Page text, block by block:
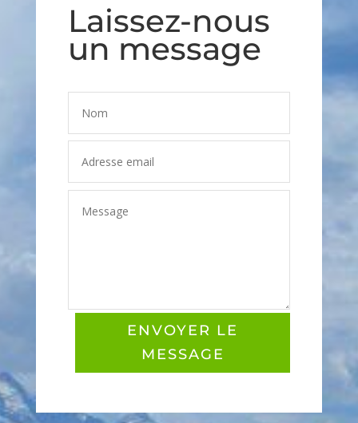
Laissez-nous
un message
ENVOYER LE
MESSAGE